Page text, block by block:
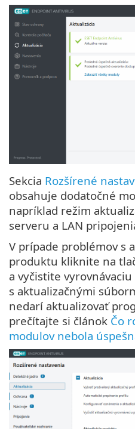
Sekcia Rozšírené
obsahuje dodatočné
napríklad režim
serveru a LAN
V prípade problémov s
produktu kliknite na
a vyčistite
s aktualizačnými
nedarí aktualizovať
prečítajte si článok Čo
modulov nebola